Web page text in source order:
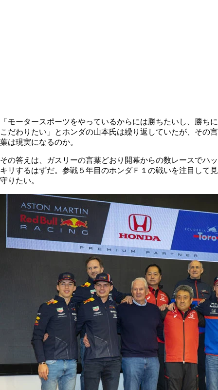
「モータースポーツをやっているからには勝ちたいし、勝ちに
こだわりたい」とホンダの山本氏は繰り返していたが、その言
葉は現実になるのか。
その答えは、ガスリーの言葉どおり開幕からの数レースでハッ
キリするはずだ。参戦５年目のホンダＦ１の戦いを注目して見
守りたい。